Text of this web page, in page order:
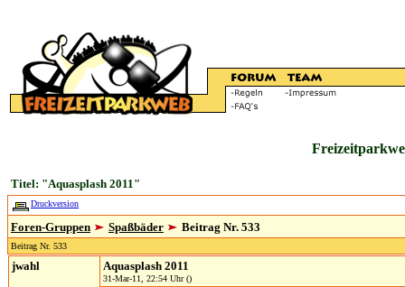
Titel: "Aquasplash 2011"
Druckversion
Foren-Gruppen Spaßbäder Beitrag Nr. 533
Beitrag Nr. 533
jwahl Aquasplash 2011
31-Mar-11, 22:54 Uhr ()